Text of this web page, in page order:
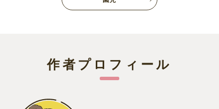
作者プロフィール